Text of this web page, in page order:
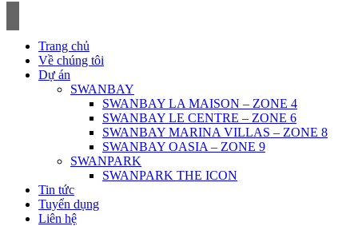
contentTrang chủ
Về chúng tôi
Dự án
SWANBAY
SWANBAY LA MAISON – ZONE 4
SWANBAY LE CENTRE – ZONE 6
SWANBAY MARINA VILLAS – ZONE 8
SWANBAY OASIA – ZONE 9
SWANPARK
SWANPARK THE ICON
Tin tức
Tuyển dụng
Liên hệ